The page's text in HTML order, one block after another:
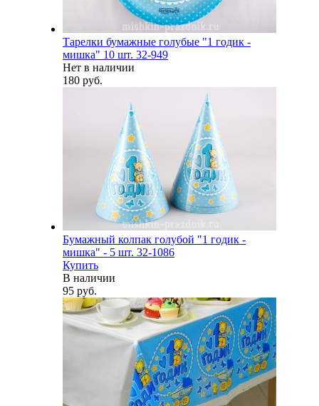
Тарелки бумажные голубые "1 годик -
мишка" 10 шт. 32-949
Нет в наличии
180 руб.
Бумажный колпак голубой "1 годик -
мишка" - 5 шт. 32-1086
Купить
В наличии
95 руб.